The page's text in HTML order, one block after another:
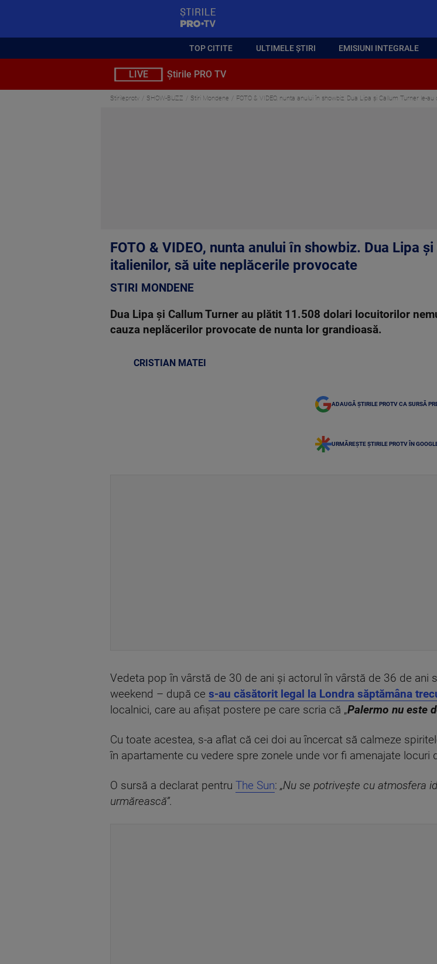
TOP CITITE ULTIMELE ȘTIRI EMISIUNI INTEGRALE
LIVE Știrile PRO TV
Stirileprotv SHOW-BUZZ Stiri Mondene FOTO & VIDEO, nunta anului în showbiz. Dua Lipa și Callum Turner le-
FOTO & VIDEO, nunta anului în showbiz. Dua Lipa
italienilor, să uite neplăcerile provocate
STIRI MONDENE
Dua Lipa și Callum Turner au plătit 11.508 dolari locuitorilor
cauza neplăcerilor provocate de nunta lor grandioasă.
CRISTIAN MATEI
ADAUGĂ ȘTIRILE PROTV CA SURSĂ
URMĂREȘTE ȘTIRILE PROTV ÎN
Vedeta pop în vârstă de 30 de ani și actorul în vârstă de 36 de ani
weekend – după ce s-au căsătorit legal la Londra săptămâna
localnici, care au afișat postere pe care scria că „Palermo nu este
Cu toate acestea, s-a aflat că cei doi au încercat să calmeze
în apartamente cu vedere spre zonele unde vor fi amenajate locuri
O sursă a declarat pentru The Sun: „Nu se potrivește cu atmosfera
urmărească”.